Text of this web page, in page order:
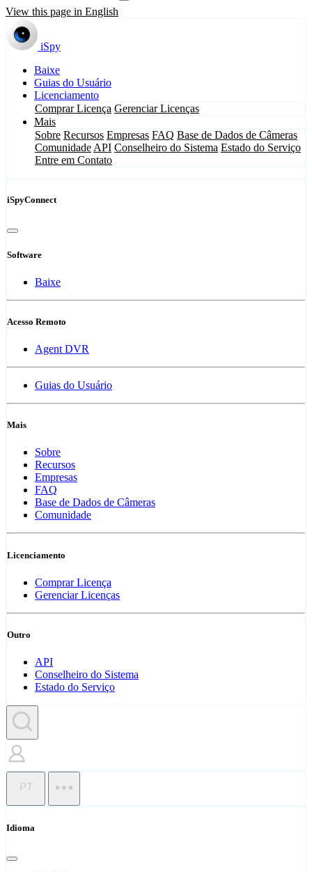
View this page in English
iSpy
Baixe
Guias do Usuário
Licenciamento
Comprar Licença Gerenciar Licenças
Mais
Sobre Recursos Empresas FAQ Base de Dados de Câmeras
Comunidade API Conselheiro do Sistema Estado do Serviço
Entre em Contato
iSpyConnect
Software
Baixe
Acesso Remoto
Agent DVR
Guias do Usuário
Mais
Sobre
Recursos
Empresas
FAQ
Base de Dados de Câmeras
Comunidade
Licenciamento
Comprar Licença
Gerenciar Licenças
Outro
API
Conselheiro do Sistema
Estado do Serviço
PT
Idioma